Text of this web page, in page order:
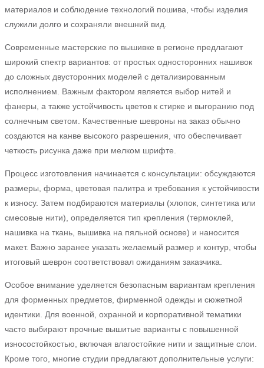
материалов и соблюдение технологий пошива, чтобы изделия
служили долго и сохраняли внешний вид.
Современные мастерские по вышивке в регионе предлагают
широкий спектр вариантов: от простых односторонних нашивок
до сложных двусторонних моделей с детализированным
исполнением. Важным фактором является выбор нитей и
фанеры, а также устойчивость цветов к стирке и выгоранию под
солнечным светом. Качественные шевроны на заказ обычно
создаются на канве высокого разрешения, что обеспечивает
четкость рисунка даже при мелком шрифте.
Процесс изготовления начинается с консультации: обсуждаются
размеры, форма, цветовая палитра и требования к устойчивости
к износу. Затем подбираются материалы (хлопок, синтетика или
смесовые нити), определяется тип крепления (термоклей,
нашивка на ткань, вышивка на пяльной основе) и наносится
макет. Важно заранее указать желаемый размер и контур, чтобы
итоговый шеврон соответствовал ожиданиям заказчика.
Особое внимание уделяется безопасным вариантам крепления
для форменных предметов, фирменной одежды и сюжетной
идентики. Для военной, охранной и корпоративной тематики
часто выбирают прочные вышитые варианты с повышенной
износостойкостью, включая влагостойкие нити и защитные слои.
Кроме того, многие студии предлагают дополнительные услуги: